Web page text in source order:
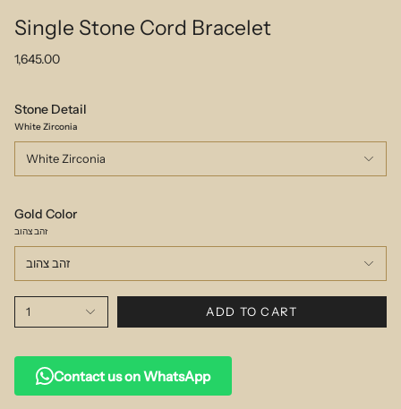
Single Stone Cord Bracelet
1,645.00
Stone Detail
White Zirconia
White Zirconia
Gold Color
זהב צהוב
זהב צהוב
1 ADD TO CART
Contact us on WhatsApp